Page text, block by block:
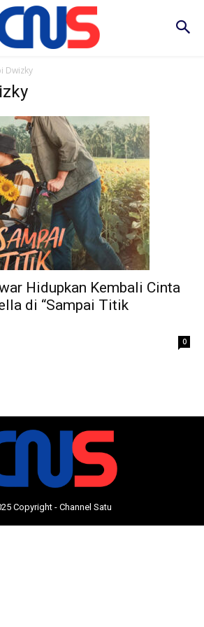
Dwizky
Hidupkan Kembali Cinta
di “Sampai Titik
0
Copyright - Channel Satu